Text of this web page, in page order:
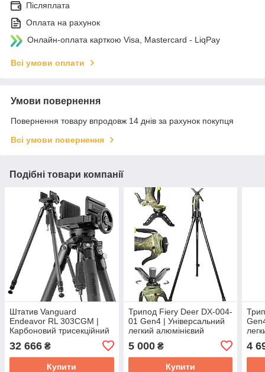
Післяплата
Оплата на рахунок
Онлайн-оплата карткою Visa, Mastercard - LiqPay
Всі умови оплати
Умови повернення
Повернення товару впродовж 14 днів за рахунок покупця
Всі умови повернення
Подібні товари компанії
Штатив Vanguard
Endeavor RL 303CGM |
Карбоновий трисекційний
тримачем GM-70
32 666 ₴
Купити
Трипод Fiery Deer DX-004-
01 Gen4 | Універсальний
легкий алюмінієвий
покоління, регульована
висота, max 165 см
5 000₴
Купити
4